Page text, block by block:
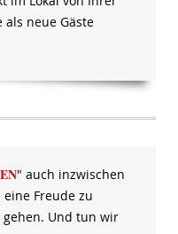
als neue Gäste
" auch inzwischen
eine Freude zu
gehen. Und tun wir